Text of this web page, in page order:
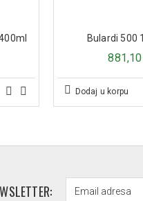
Bulardi 500
Dodaj u korpu